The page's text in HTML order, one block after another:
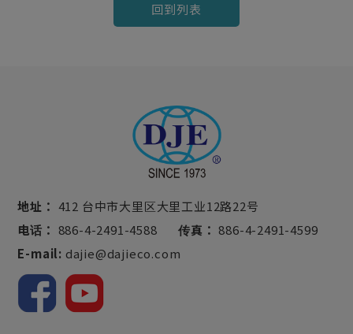
回到列表
地址： 412 台中市大里区大里工业12路22号
电话： 886-4-2491-4588 传真： 886-4-2491-4599
E-mail: dajie@dajieco.com